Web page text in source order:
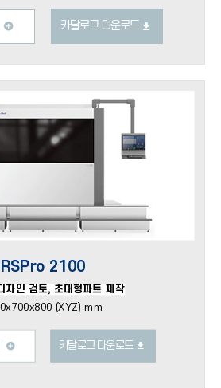
카달로그 다운로드
RSPro 2100
자인 검토, 초대형파트 제작
(XYZ) mm
카달로그 다운로드